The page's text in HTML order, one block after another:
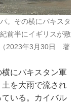
。その横にパキスタ
前半にイギリスが敷
（2023年3月30日 著
にパキスタン軍
を大雨で流され
いる。カイバル